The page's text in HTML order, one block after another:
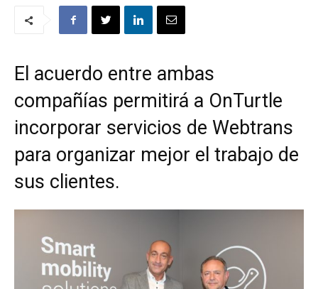
El acuerdo entre ambas
compañías permitirá a OnTurtle
incorporar servicios de Webtrans
para organizar mejor el trabajo de
sus clientes.